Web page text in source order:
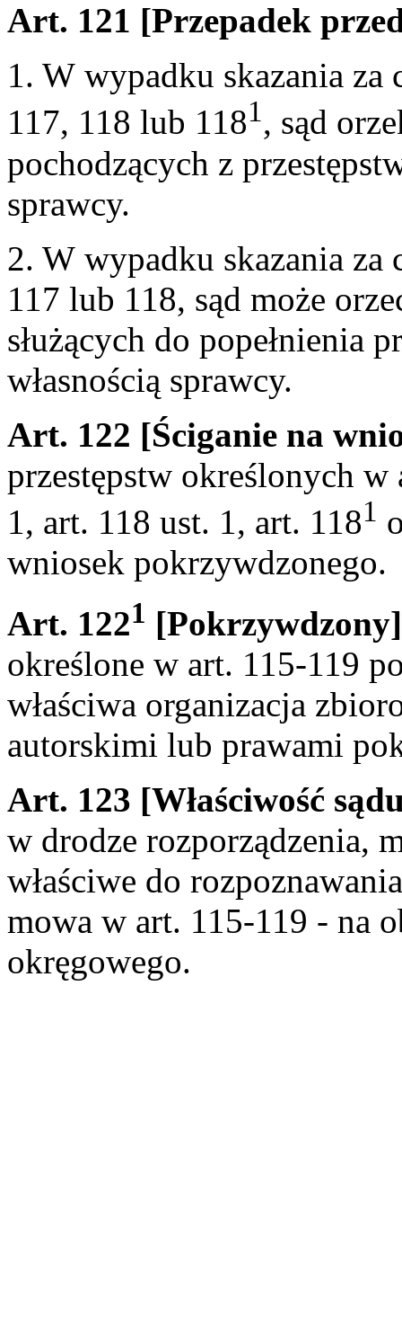
Art. 121 [Przepadek
1. W wypadku skazania
117, 118 lub 1181, sąd
pochodzących z
sprawcy.
2. W wypadku skazania
117 lub 118, sąd może
służących do popełnienia
własnością sprawcy.
Art. 122 [Ściganie na
przestępstw określonych
1, art. 118 ust. 1, art. 1181
wniosek pokrzywdzonego.
Art. 1221 [Pokrzywdzony]
określone w art. 115-119
właściwa organizacja
autorskimi lub prawami
Art. 123 [Właściwość
w drodze rozporządzenia,
właściwe do
mowa w art. 115-119 - na
okręgowego.